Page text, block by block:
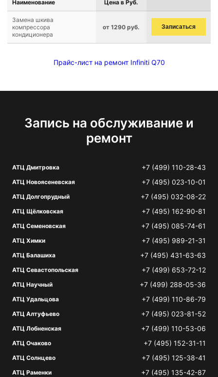
Наименование Цена в Руб.
Замена шкива
компрессора
кондиционера
от 1290 руб. Записаться
Прайс-лист на ремонт Infiniti Q70
Запись на обслуживание и
ремонт
АТЦ Дмитровка +7 (499) 110-28-43
АТЦ Новоясеневская +7 (495) 023-10-01
АТЦ Долгопрудный +7 (495) 032-08-22
АТЦ Щёлковская +7 (495) 162-90-81
АТЦ Семеновская +7 (495) 085-74-61
АТЦ Химки +7 (495) 989-21-31
АТЦ Балашиха +7 (495) 431-63-63
АТЦ Севастопольская +7 (499) 653-72-12
АТЦ Научный +7 (499) 288-05-36
АТЦ Удальцова +7 (499) 110-86-79
АТЦ Алтуфьево +7 (495) 023-81-52
АТЦ Лобненская +7 (499) 110-53-06
АТЦ Очаково +7 (495) 152-31-11
АТЦ Солнцево +7 (495) 125-38-41
АТЦ Раменки +7 (495) 135-42-87